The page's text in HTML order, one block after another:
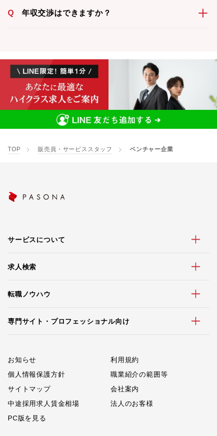
Q 年収交渉はできますか？
TOP 販売員・サービススタッフ ベンチャー企業
サービスについて
求人検索
転職ノウハウ
専門サイト・プロフェッショナル向け
お知らせ
利用規約
個人情報保護方針
職業紹介の範囲等
サイトマップ
会社案内
中途採用求人賃金相場
法人のお客様
PC版を見る